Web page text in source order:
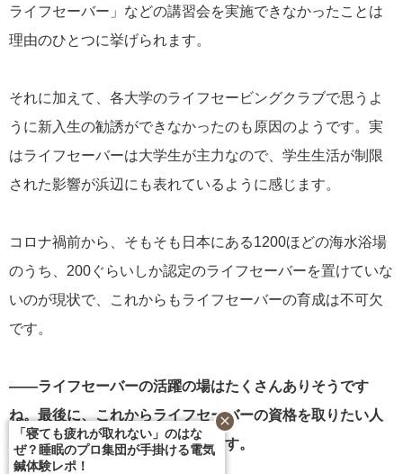
ライフセーバー」などの講習会を実施できなかったことは
理由のひとつに挙げられます。
それに加えて、各大学のライフセービングクラブで思うよ
うに新入生の勧誘ができなかったのも原因のようです。実
はライフセーバーは大学生が主力なので、学生生活が制限
された影響が浜辺にも表れているように感じます。
コロナ禍前から、そもそも日本にある1200ほどの海水浴場
のうち、200ぐらいしか認定のライフセーバーを置けていな
いのが現状で、これからもライフセーバーの育成は不可欠
です。
――ライフセーバーの活躍の場はたくさんありそうです
ね。最後に、これからライフセーバーの資格を取りたい人
に向けてアドバイスをお願いします。
「寝ても疲れが取れない」のはな
ぜ？睡眠のプロ集団が手掛ける電気
鍼体験レポ！
close